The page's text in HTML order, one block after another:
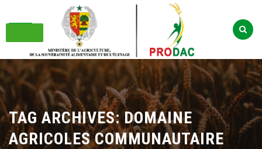
Skip
content
TAG ARCHIVES:DOMAINE
AGRICOLES COMMUNAUTAIRE